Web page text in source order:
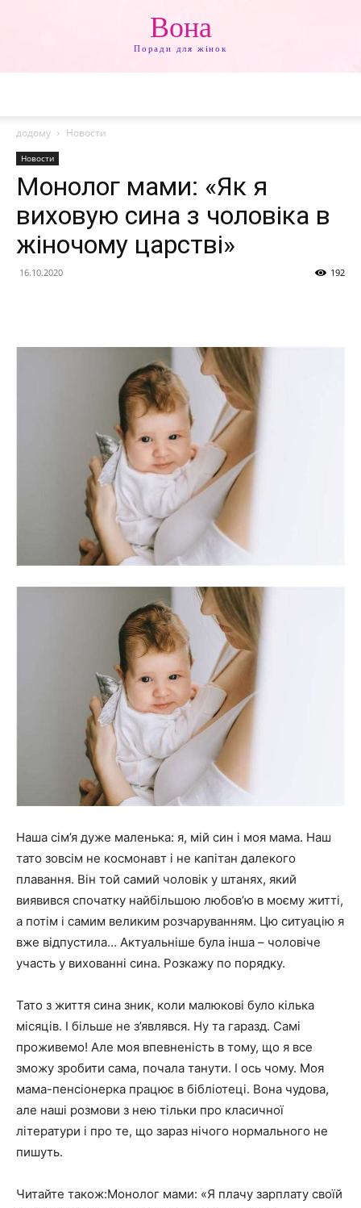
Вона
Поради для жінок
додому Новости
Новости
Монолог мами: «Як я
виховую сина з чоловіка в
жіночому царстві»
16.10.2020 192
Наша сім’я дуже маленька: я, мій син і моя мама. Наш
тато зовсім не космонавт і не капітан далекого
плавання. Він той самий чоловік у штанях, який
виявився спочатку найбільшою любов’ю в моєму житті,
а потім і самим великим розчаруванням. Цю ситуацію я
вже відпустила… Актуальніше була інша – чоловіче
участь у вихованні сина. Розкажу по порядку.
Тато з життя сина зник, коли малюкові було кілька
місяців. І більше не з’являвся. Ну та гаразд. Самі
проживемо! Але моя впевненість в тому, що я все
зможу зробити сама, почала танути. І ось чому. Моя
мама-пенсіонерка працює в бібліотеці. Вона чудова,
але наші розмови з нею тільки про класичної
літератури і про те, що зараз нічого нормального не
пишуть.
Читайте також:Монолог мами: «Я плачу зарплату своїй